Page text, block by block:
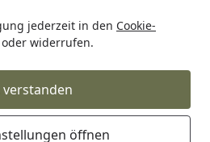
jederzeit in den Cookie-
widerrufen.
verstanden
öffnen
Holzkohle Grillstationen Weber
Premium
cm Black Modell